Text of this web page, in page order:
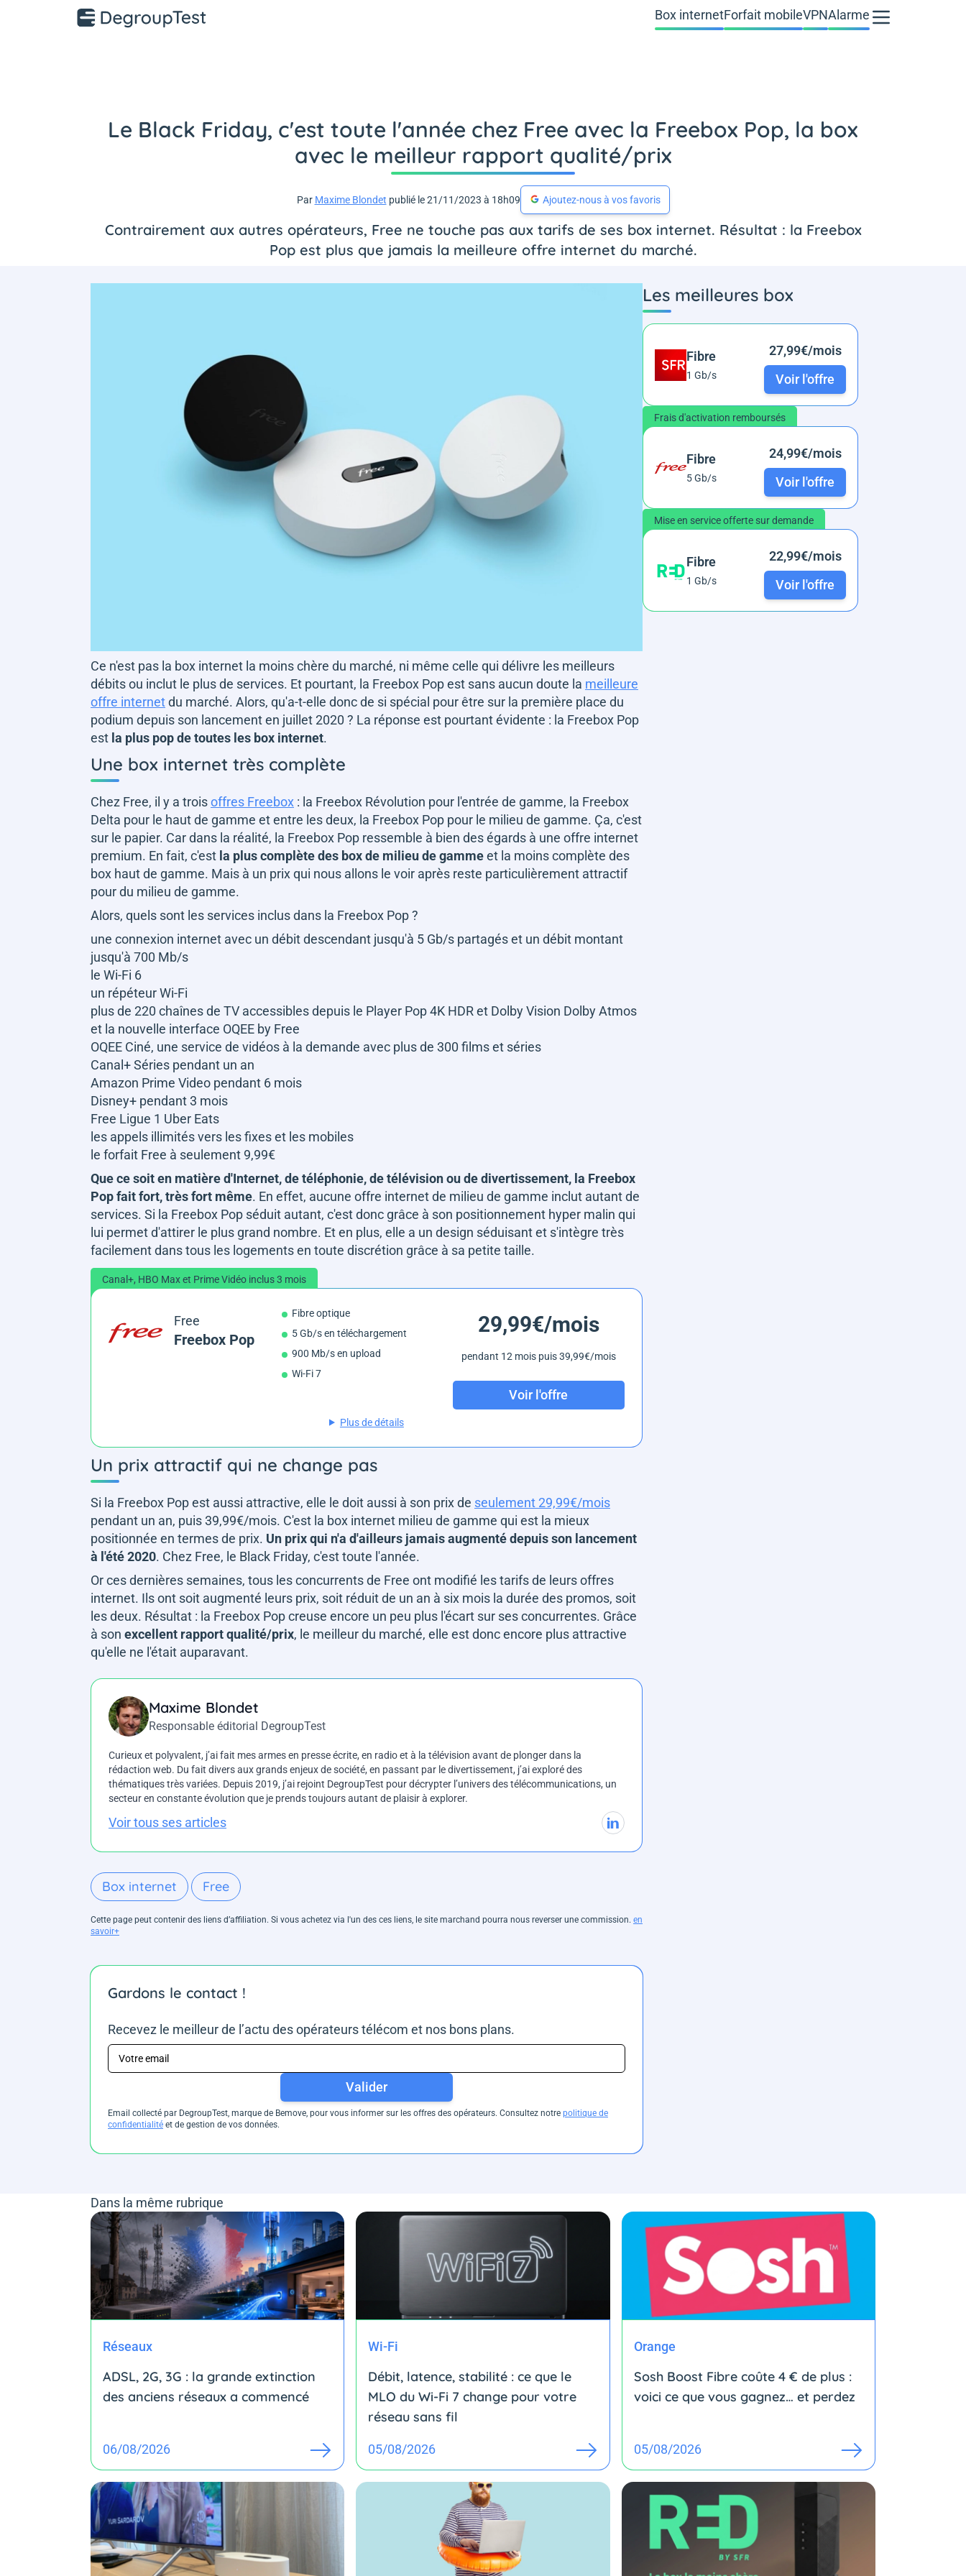
Box internetForfait mobileVPNAlarme
Le Black Friday, c'est toute l'année chez Free avec la Freebox Pop, la box
avec le meilleur rapport qualité/prix
Par Maxime Blondet publié le 21/11/2023 à 18h09 Ajoutez-nous à vos favoris
Contrairement aux autres opérateurs, Free ne touche pas aux tarifs de ses box internet. Résultat : la Freebox
Pop est plus que jamais la meilleure offre internet du marché.
Ce n'est pas la box internet la moins chère du marché, ni même celle qui délivre les meilleurs
débits ou inclut le plus de services. Et pourtant, la Freebox Pop est sans aucun doute la meilleure
offre internetdu marché. Alors, qu'a-t-elle donc de si spécial pour être sur la première place du
podium depuis son lancement en juillet 2020 ? La réponse est pourtant évidente : la Freebox Pop
est la plus pop de toutes les box internet.
Une box internet très complète
Chez Free, il y a troisoffres Freebox : la Freebox Révolution pour l'entrée de gamme, la Freebox
Delta pour le haut de gamme et entre les deux, la Freebox Pop pour le milieu de gamme. Ça, c'est
sur le papier. Car dans la réalité, la Freebox Pop ressemble à bien des égards à une offre internet
premium. En fait, c'est la plus complète des box de milieu de gammeet la moins complète des
box haut de gamme. Mais à un prix qui nous allons le voir après reste particulièrement attractif
pour du milieu de gamme.
Alors, quels sont les services inclus dans la Freebox Pop ?
une connexion internet avec un débit descendant jusqu'à 5 Gb/s partagés et un débit montant
jusqu'à 700 Mb/s
le Wi-Fi 6
un répéteur Wi-Fi
plus de 220 chaînes de TV accessibles depuis le Player Pop 4K HDR et Dolby Vision Dolby Atmos
et la nouvelle interface OQEE by Free
OQEE Ciné, une service de vidéos à la demande avec plus de 300 films et séries
Canal+ Séries pendant un an
Amazon Prime Video pendant 6 mois
Disney+ pendant 3 mois
Free Ligue 1 Uber Eats
les appels illimités vers les fixes et les mobiles
le forfait Free à seulement 9,99€
Que ce soit en matière d'Internet, de téléphonie, de télévision ou de divertissement, la Freebox
Pop fait fort, très fort même. En effet, aucune offre internet de milieu de gamme inclut autant de
services. Si la Freebox Pop séduit autant, c'est donc grâce à son positionnement hyper malin qui
lui permet d'attirer le plus grand nombre. Et en plus, elle a un design séduisant et s'intègre très
facilement dans tous les logements en toute discrétion grâce à sa petite taille.
Canal+, HBO Max et Prime Vidéo inclus 3 mois
Free
Freebox Pop
Fibre optique
5 Gb/s en téléchargement
900 Mb/s en upload
Wi-Fi 7
29,99€/mois
pendant 12 mois puis 39,99€/mois
Voir l'offre
Plus de détails
Un prix attractif qui ne change pas
Si la Freebox Pop est aussi attractive, elle le doit aussi à son prix de seulement 29,99€/mois
pendant un an, puis 39,99€/mois. C'est la box internet milieu de gamme qui est la mieux
positionnée en termes de prix. Un prix qui n'a d'ailleurs jamais augmenté depuis son lancement
à l'été 2020. Chez Free, le Black Friday, c'est toute l'année.
Or ces dernières semaines, tous les concurrents de Free ont modifié les tarifs de leurs offres
internet. Ils ont soit augmenté leurs prix, soit réduit de un an à six mois la durée des promos, soit
les deux. Résultat : la Freebox Pop creuse encore un peu plus l'écart sur ses concurrentes. Grâce
à son excellent rapport qualité/prix, le meilleur du marché, elle est donc encore plus attractive
qu'elle ne l'était auparavant.
Maxime Blondet
Responsable éditorial DegroupTest
Curieux et polyvalent, j’ai fait mes armes en presse écrite, en radio et à la télévision avant de plonger dans la
rédaction web. Du fait divers aux grands enjeux de société, en passant par le divertissement, j’ai exploré des
thématiques très variées. Depuis 2019, j’ai rejoint DegroupTest pour décrypter l’univers des télécommunications, un
secteur en constante évolution que je prends toujours autant de plaisir à explorer.
Voir tous ses articles
Box internet Free
Cette page peut contenir des liens d’affiliation. Si vous achetez via l'un des ces liens, le site marchand pourra nous reverser une commission. en
savoir+
Gardons le contact !
Recevez le meilleur de l’actu des opérateurs télécom et nos bons plans.
Valider
Email collecté par DegroupTest, marque de Bemove, pour vous informer sur les offres des opérateurs. Consultez notre politique de
confidentialité et de gestion de vos données.
Les meilleures box
Fibre
1 Gb/s
27,99€/mois
Voir l'offre
Frais d'activation remboursés
Fibre
5 Gb/s
24,99€/mois
Voir l'offre
Mise en service offerte sur demande
Fibre
1 Gb/s
22,99€/mois
Voir l'offre
Dans la même rubrique
Réseaux
ADSL, 2G, 3G : la grande extinction
des anciens réseaux a commencé
06/08/2026
Wi-Fi
Débit, latence, stabilité : ce que le
MLO du Wi-Fi 7 change pour votre
réseau sans fil
05/08/2026
Orange
Sosh Boost Fibre coûte 4 € de plus :
voici ce que vous gagnez… et perdez
05/08/2026